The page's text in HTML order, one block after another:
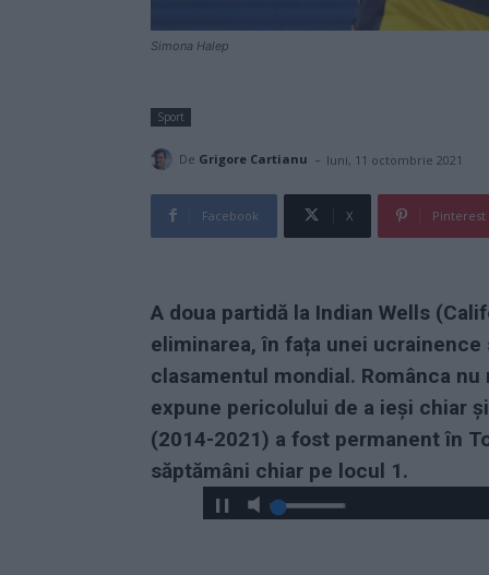
Simona Halep
Sport
De Grigore Cartianu - luni, 11 octombrie 2021
Facebook X Pinterest
A doua partidă la Indian Wells
eliminarea, în fața unei
clasamentul mondial. Românca
expune pericolului de a ieși chiar
(2014-2021) a fost permanent în
săptămâni chiar pe locul 1.